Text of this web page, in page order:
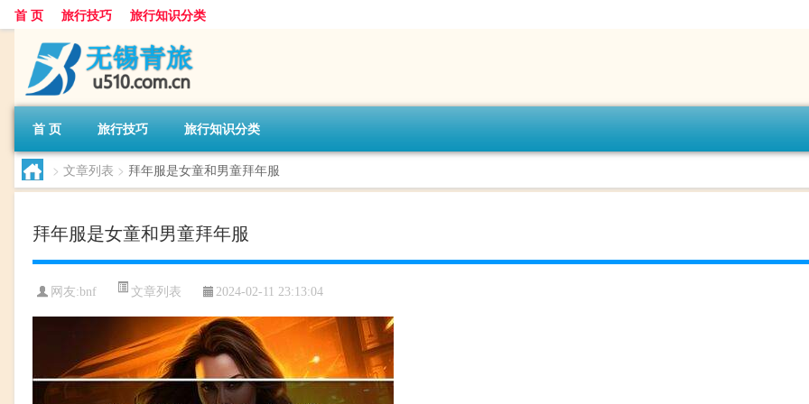
首 页 旅行技巧 旅行知识分类
首 页 旅行技巧 旅行知识分类
> 文章列表 > 拜年服是女童和男童拜年服
拜年服是女童和男童拜年服
网友:bnf 文章列表 2024-02-11 23:13:04